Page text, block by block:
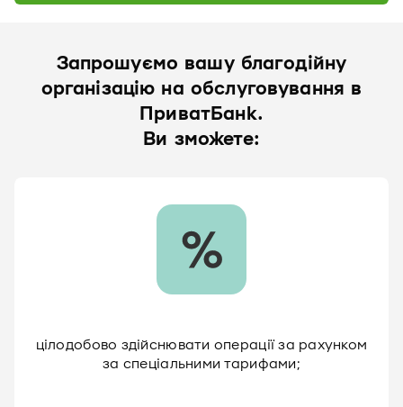
Запрошуємо вашу благодійну
організацію на обслуговування в
ПриватБанк.
Ви зможете:
цілодобово здійснювати операції за рахунком
за спеціальними тарифами;